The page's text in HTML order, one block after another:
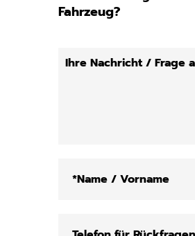
Fahrzeug?